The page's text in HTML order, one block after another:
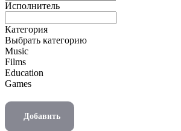
Исполнитель
Категория
Выбрать категорию
Music
Films
Education
Games
Добавить